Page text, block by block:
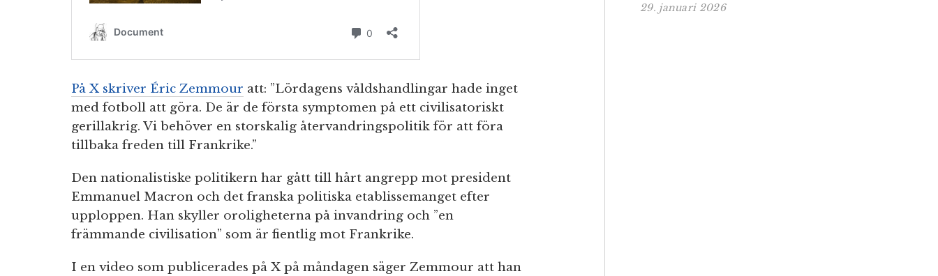
På X skriver Éric Zemmour att: ”Lördagens våldshandlingar hade inget
med fotboll att göra. De är de första symptomen på ett civilisatoriskt
gerillakrig. Vi behöver en storskalig återvandringspolitik för att föra
tillbaka freden till Frankrike.”
Den nationalistiske politikern har gått till hårt angrepp mot president
Emmanuel Macron och det franska politiska etablissemanget efter
upploppen. Han skyller oroligheterna på invandring och ”en
främmande civilisation” som är fientlig mot Frankrike.
I en video som publicerades på X på måndagen säger Zemmour att han
29. januari 2026